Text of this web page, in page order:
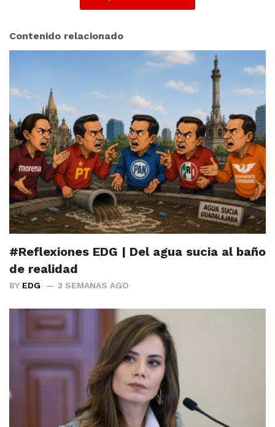
Contenido relacionado
#Reflexiones EDG | Del agua sucia al baño
de realidad
BY EDG 3 SEMANAS AGO